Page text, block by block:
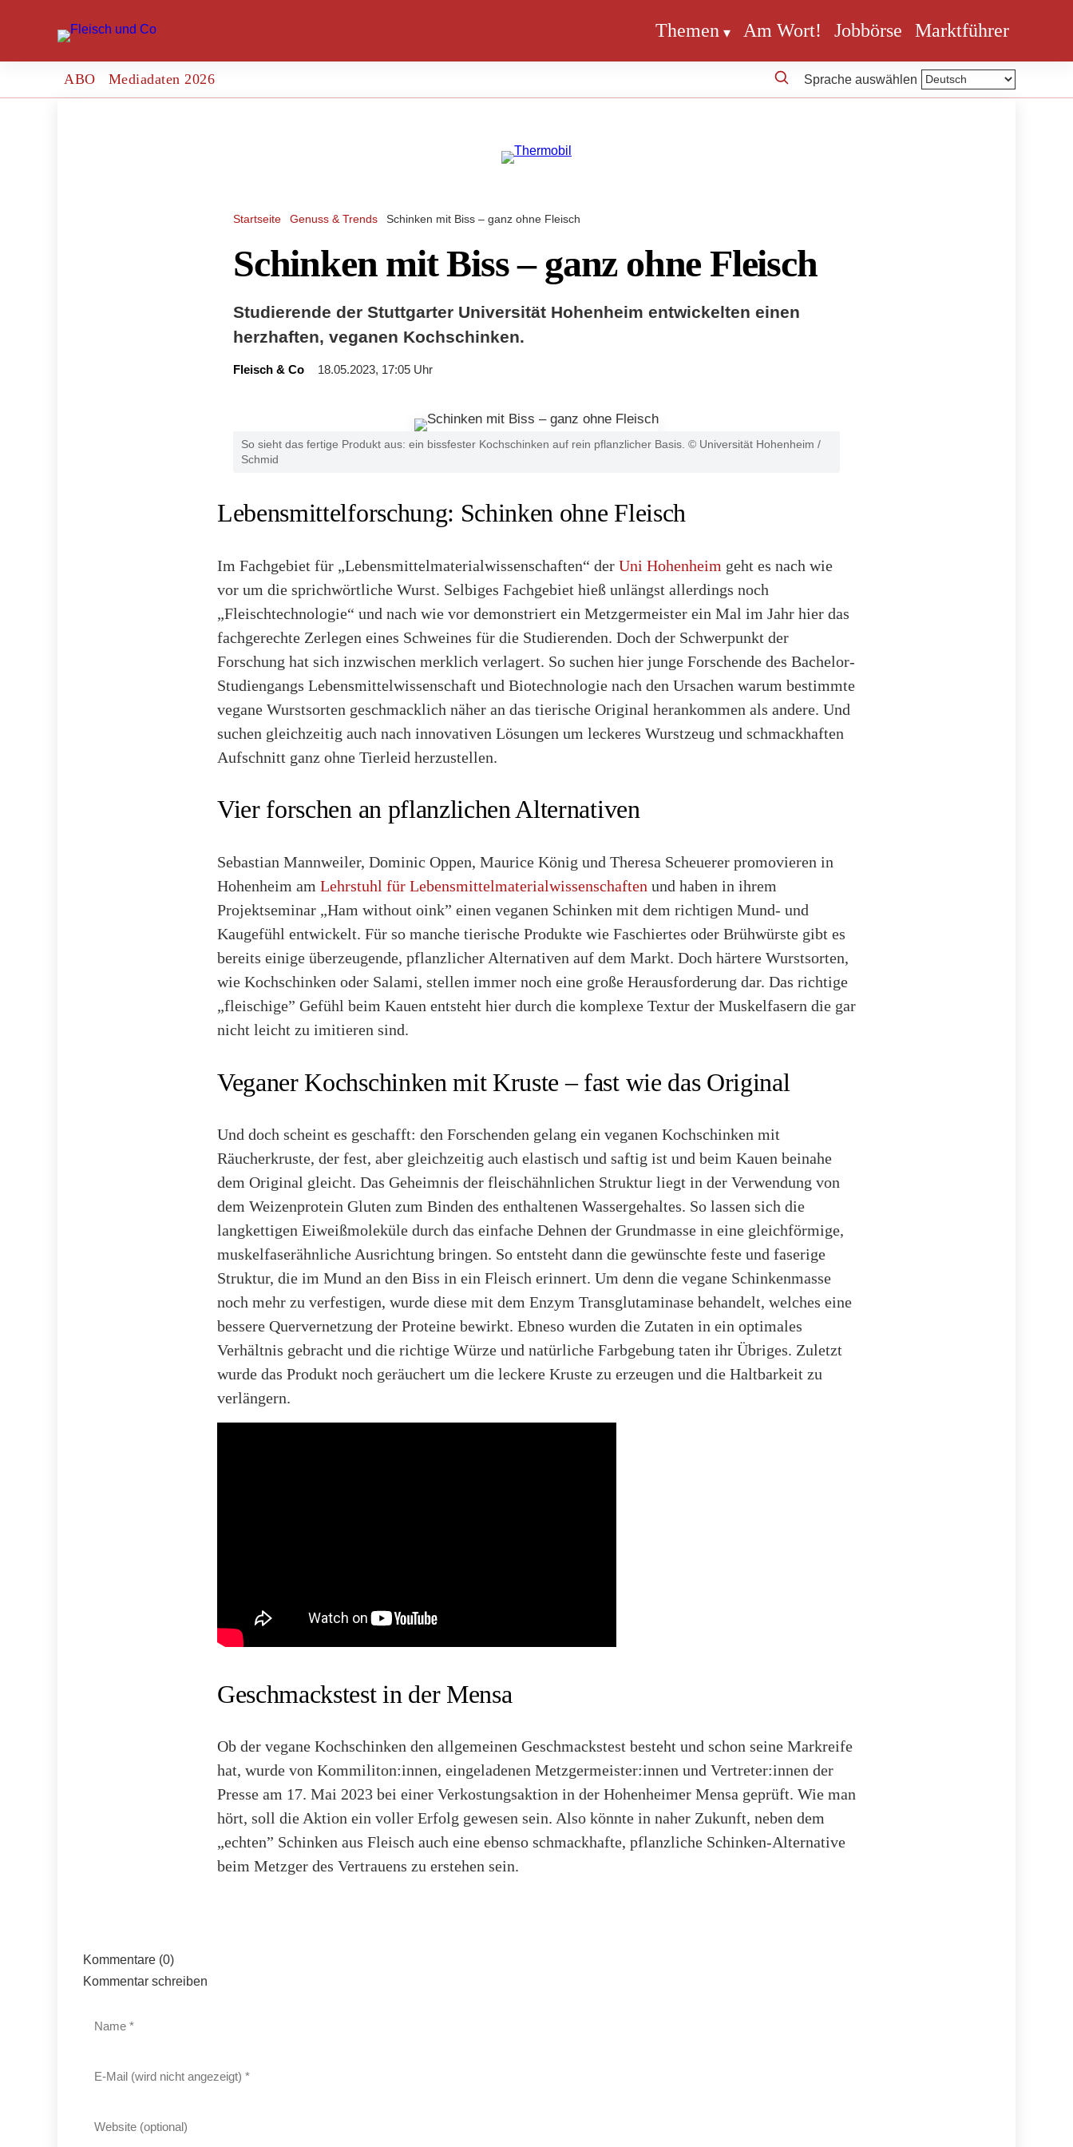
Themen Am Wort! Jobbörse Marktführer
ABO Mediadaten 2026 Sprache auswählen
Startseite Genuss & Trends Schinken mit Biss – ganz ohne Fleisch
Schinken mit Biss – ganz ohne Fleisch
Studierende der Stuttgarter Universität Hohenheim entwickelten einen
herzhaften, veganen Kochschinken.
Fleisch & Co 18.05.2023, 17:05 Uhr
So sieht das fertige Produkt aus: ein bissfester Kochschinken auf rein pflanzlicher Basis. © Universität Hohenheim /
Schmid
Lebensmittelforschung: Schinken ohne Fleisch
Im Fachgebiet für „Lebensmittelmaterialwissenschaften“ der Uni Hohenheim geht es nach wie
vor um die sprichwörtliche Wurst. Selbiges Fachgebiet hieß unlängst allerdings noch
„Fleischtechnologie“ und nach wie vor demonstriert ein Metzgermeister ein Mal im Jahr hier das
fachgerechte Zerlegen eines Schweines für die Studierenden. Doch der Schwerpunkt der
Forschung hat sich inzwischen merklich verlagert. So suchen hier junge Forschende des Bachelor-
Studiengangs Lebensmittelwissenschaft und Biotechnologie nach den Ursachen warum bestimmte
vegane Wurstsorten geschmacklich näher an das tierische Original herankommen als andere. Und
suchen gleichzeitig auch nach innovativen Lösungen um leckeres Wurstzeug und schmackhaften
Aufschnitt ganz ohne Tierleid herzustellen.
Vier forschen an pflanzlichen Alternativen
Sebastian Mannweiler, Dominic Oppen, Maurice König und Theresa Scheuerer promovieren in
Hohenheim am Lehrstuhl für Lebensmittelmaterialwissenschaften und haben in ihrem
Projektseminar „Ham without oink” einen veganen Schinken mit dem richtigen Mund- und
Kaugefühl entwickelt. Für so manche tierische Produkte wie Faschiertes oder Brühwürste gibt es
bereits einige überzeugende, pflanzlicher Alternativen auf dem Markt. Doch härtere Wurstsorten,
wie Kochschinken oder Salami, stellen immer noch eine große Herausforderung dar. Das richtige
„fleischige” Gefühl beim Kauen entsteht hier durch die komplexe Textur der Muskelfasern die gar
nicht leicht zu imitieren sind.
Veganer Kochschinken mit Kruste – fast wie das Original
Und doch scheint es geschafft: den Forschenden gelang ein veganen Kochschinken mit
Räucherkruste, der fest, aber gleichzeitig auch elastisch und saftig ist und beim Kauen beinahe
dem Original gleicht. Das Geheimnis der fleischähnlichen Struktur liegt in der Verwendung von
dem Weizenprotein Gluten zum Binden des enthaltenen Wassergehaltes. So lassen sich die
langkettigen Eiweißmoleküle durch das einfache Dehnen der Grundmasse in eine gleichförmige,
muskelfaserähnliche Ausrichtung bringen. So entsteht dann die gewünschte feste und faserige
Struktur, die im Mund an den Biss in ein Fleisch erinnert. Um denn die vegane Schinkenmasse
noch mehr zu verfestigen, wurde diese mit dem Enzym Transglutaminase behandelt, welches eine
bessere Quervernetzung der Proteine bewirkt. Ebneso wurden die Zutaten in ein optimales
Verhältnis gebracht und die richtige Würze und natürliche Farbgebung taten ihr Übriges. Zuletzt
wurde das Produkt noch geräuchert um die leckere Kruste zu erzeugen und die Haltbarkeit zu
verlängern.
Geschmackstest in der Mensa
Ob der vegane Kochschinken den allgemeinen Geschmackstest besteht und schon seine Markreife
hat, wurde von Kommiliton:innen, eingeladenen Metzgermeister:innen und Vertreter:innen der
Presse am 17. Mai 2023 bei einer Verkostungsaktion in der Hohenheimer Mensa geprüft. Wie man
hört, soll die Aktion ein voller Erfolg gewesen sein. Also könnte in naher Zukunft, neben dem
„echten” Schinken aus Fleisch auch eine ebenso schmackhafte, pflanzliche Schinken-Alternative
beim Metzger des Vertrauens zu erstehen sein.
Kommentare (0)
Kommentar schreiben